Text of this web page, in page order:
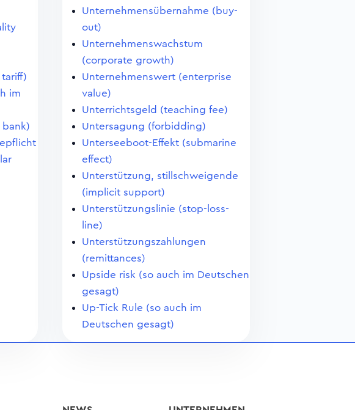
im
bank)
Unternehmensübernahme (buy-
out)
Unternehmenswachstum
(corporate growth)
Unternehmenswert (enterprise
value)
Unterrichtsgeld (teaching fee)
Untersagung (forbidding)
Unterseeboot-Effekt (submarine
effect)
Unterstützung, stillschweigende
(implicit support)
Unterstützungslinie (stop-loss-
line)
Unterstützungszahlungen
(remittances)
Upside risk (so auch im Deutschen
gesagt)
Up-Tick Rule (so auch im
Deutschen gesagt)